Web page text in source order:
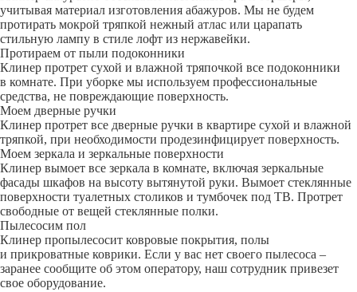
учитывая материал изготовления абажуров. Мы не будем
протирать мокрой тряпкой нежный атлас или царапать
стильную лампу в стиле лофт из нержавейки.
Протираем от пыли подоконники
Клинер протрет сухой и влажной тряпочкой все подоконники
в комнате. При уборке мы используем профессиональные
средства, не повреждающие поверхность.
Моем дверные ручки
Клинер протрет все дверные ручки в квартире сухой и влажной
тряпкой, при необходимости продезинфицирует поверхность.
Моем зеркала и зеркальные поверхности
Клинер вымоет все зеркала в комнате, включая зеркальные
фасады шкафов на высоту вытянутой руки. Вымоет стеклянные
поверхности туалетных столиков и тумбочек под ТВ. Протрет
свободные от вещей стеклянные полки.
Пылесосим пол
Клинер пропылесосит ковровые покрытия, полы
и прикроватные коврики. Если у вас нет своего пылесоса –
заранее сообщите об этом оператору, наш сотрудник привезет
свое оборудование.